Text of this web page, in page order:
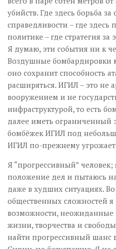
убийств. Где здесь борьба
справедливости – где здесь
политике – где стратегия за
Я думаю, эти события ни к
Воздушные бомбардировки
оно сохранит способность
расширяться. ИГИЛ – это не
вооружением и не
инфраструктурой, то есть
далее иметь ограниченный
бомбёжек ИГИЛ под
ИГИЛ по-прежнему угрожает
Я “прогрессивный”
положение дел и пытаюсь
даже в худших ситуациях.
общественных сложностей
возможности,
жизни, творчества и
найти прогрессивный шанс